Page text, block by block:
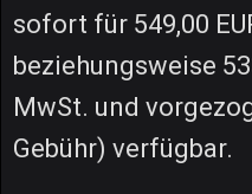
sofort für 549,00
beziehungsweise
MwSt. und
Gebühr) verfügbar.